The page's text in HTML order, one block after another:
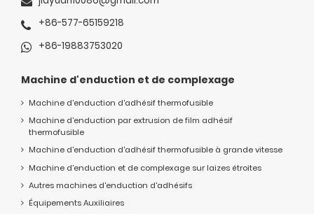
+86-577-65159218
+86-19883753020
Machine d'enduction et de complexage
Machine d'enduction d'adhésif thermofusible
Machine d'enduction par extrusion de film adhésif
thermofusible
Machine d'enduction d'adhésif thermofusible à grande vitesse
Machine d'enduction et de complexage sur laizes étroites
Autres machines d'enduction d'adhésifs
Équipements Auxiliaires